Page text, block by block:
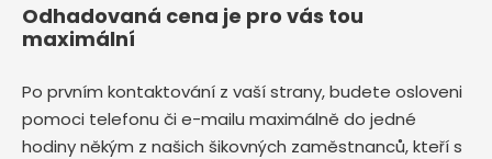
Odhadovaná cena je pro vás tou
maximální
Po prvním kontaktování z vaší strany, budete osloveni
pomoci telefonu či e-mailu maximálně do jedné
hodiny někým z našich šikovných zaměstnanců, kteří s